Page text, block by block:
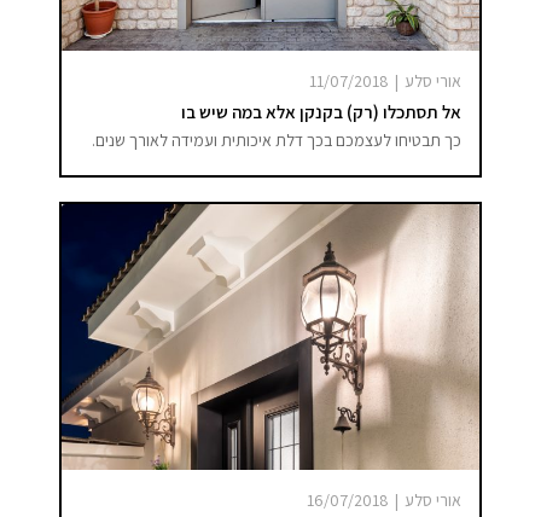
אורי סלע |
11/07/2018
אל תסתכלו (רק) בקנקן אלא במה שיש בו
כך תבטיחו לעצמכם בכך דלת איכותית ועמידה לאורך שנים.
אורי סלע |
16/07/2018